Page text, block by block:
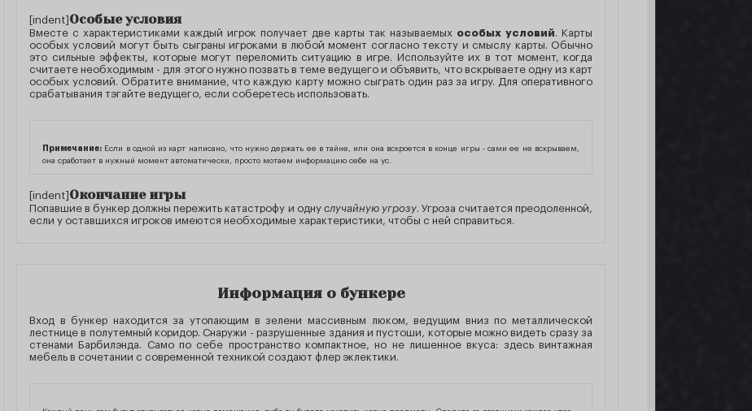
[indent] Особые условия
Вместе с характеристиками каждый игрок получает две карты так называемых особых условий. Карты
особых условий могут быть сыграны игроками в любой момент согласно тексту и смыслу карты. Обычно
это сильные эффекты, которые могут переломить ситуацию в игре. Используйте их в тот момент, когда
считаете необходимым - для этого нужно позвать в теме ведущего и объявить, что вскрываете одну из карт
особых условий. Обратите внимание, что каждую карту можно сыграть один раз за игру. Для оперативного
срабатывания тэгайте ведущего, если соберетесь использовать.
Примечание: Если в одной из карт написано, что нужно держать ее в тайне, или она вскроется в конце игры - сами ее не вскрываем,
она сработает в нужный момент автоматически, просто мотаем информацию себе на ус.
[indent] Окончание игры
Попавшие в бункер должны пережить катастрофу и одну случайную угрозу. Угроза считается преодоленной,
если у оставшихся игроков имеются необходимые характеристики, чтобы с ней справиться.
Информация о бункере
Вход в бункер находится за утопающим в зелени массивным люком, ведущим вниз по металлической
лестнице в полутемный коридор. Снаружи - разрушенные здания и пустоши, которые можно видеть сразу за
стенами Барбилэнда. Само по себе пространство компактное, но не лишенное вкуса: здесь винтажная
мебель в сочетании с современной техникой создают флер эклектики.